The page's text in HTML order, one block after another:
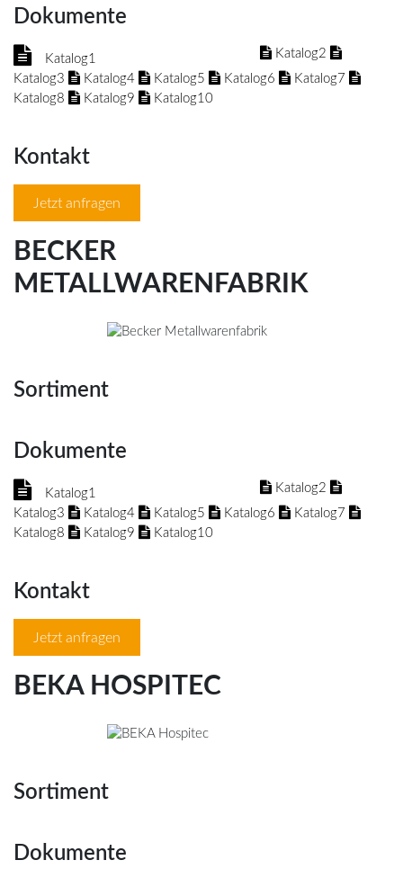
Dokumente
Katalog1
Katalog2
Katalog3
Katalog4 Katalog5 Katalog6
Katalog7
Katalog8
Katalog9 Katalog10
Kontakt
Jetzt anfragen
BECKER
METALLWARENFABRIK
Sortiment
Dokumente
Katalog1
Katalog2
Katalog3
Katalog4 Katalog5 Katalog6
Katalog7
Katalog8
Katalog9 Katalog10
Kontakt
Jetzt anfragen
BEKA HOSPITEC
Sortiment
Dokumente